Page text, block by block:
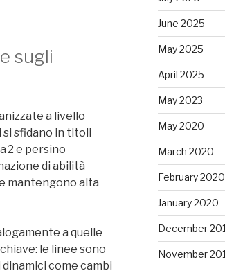
sugli
a livello
sfidano in titoli
2 e persino
di abilità
mantengono alta
a quelle
le linee sono
come cambi
June 2025
May 2025
April 2025
May 2023
May 2020
March 2020
February 2020
January 2020
December
November